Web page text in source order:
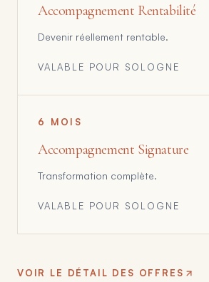
Accompagnement Rentabilité
Devenir réellement rentable.
VALABLE POUR SOLOGNE
6 MOIS
Accompagnement Signature
Transformation complète.
VALABLE POUR SOLOGNE
VOIR LE DÉTAIL DES OFFRES